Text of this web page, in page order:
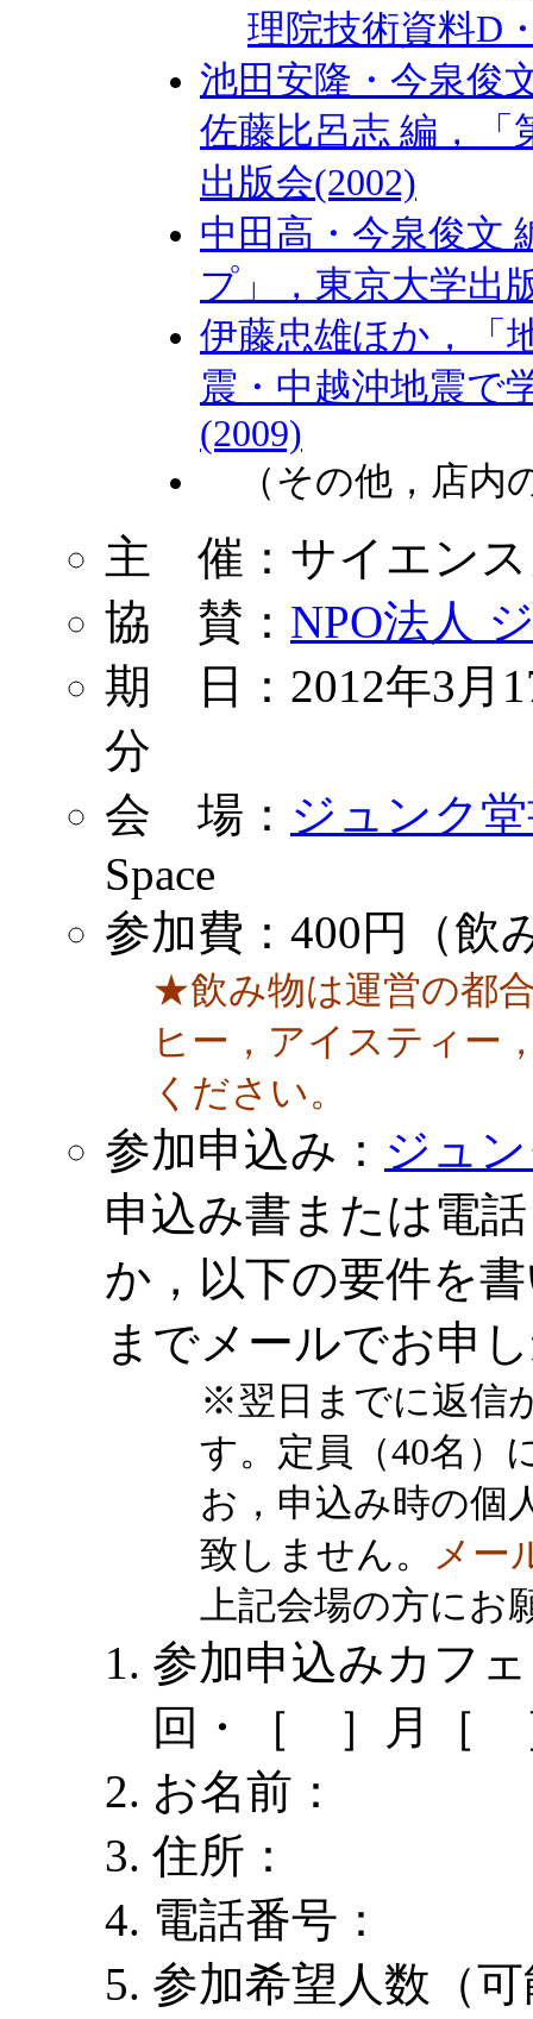
理院技術資料D
池田安隆・今泉俊
佐藤比呂志 編，「
出版会(2002)
中田高・今泉俊文
プ」，東京大学出
伊藤忠雄ほか，「
震・中越沖地震で
(2009)
（その他，店内
主 催：サイエン
協 賛： NPO法人
期 日：2012年3月
分
会 場： ジュンク
Space
参加費：400円（飲
★飲み物は運営の都
ヒー，アイスティー
ください。
参加申込み： ジュ
申込み書または電
か，以下の要件を
までメールでお申
※翌日までに返信
す。定員（40名）
お，申込み時の個
致しません。
メー
上記会場の方にお
参加申込みカフ
回・［ ］月［
お名前：
住所：
電話番号：
参加希望人数（